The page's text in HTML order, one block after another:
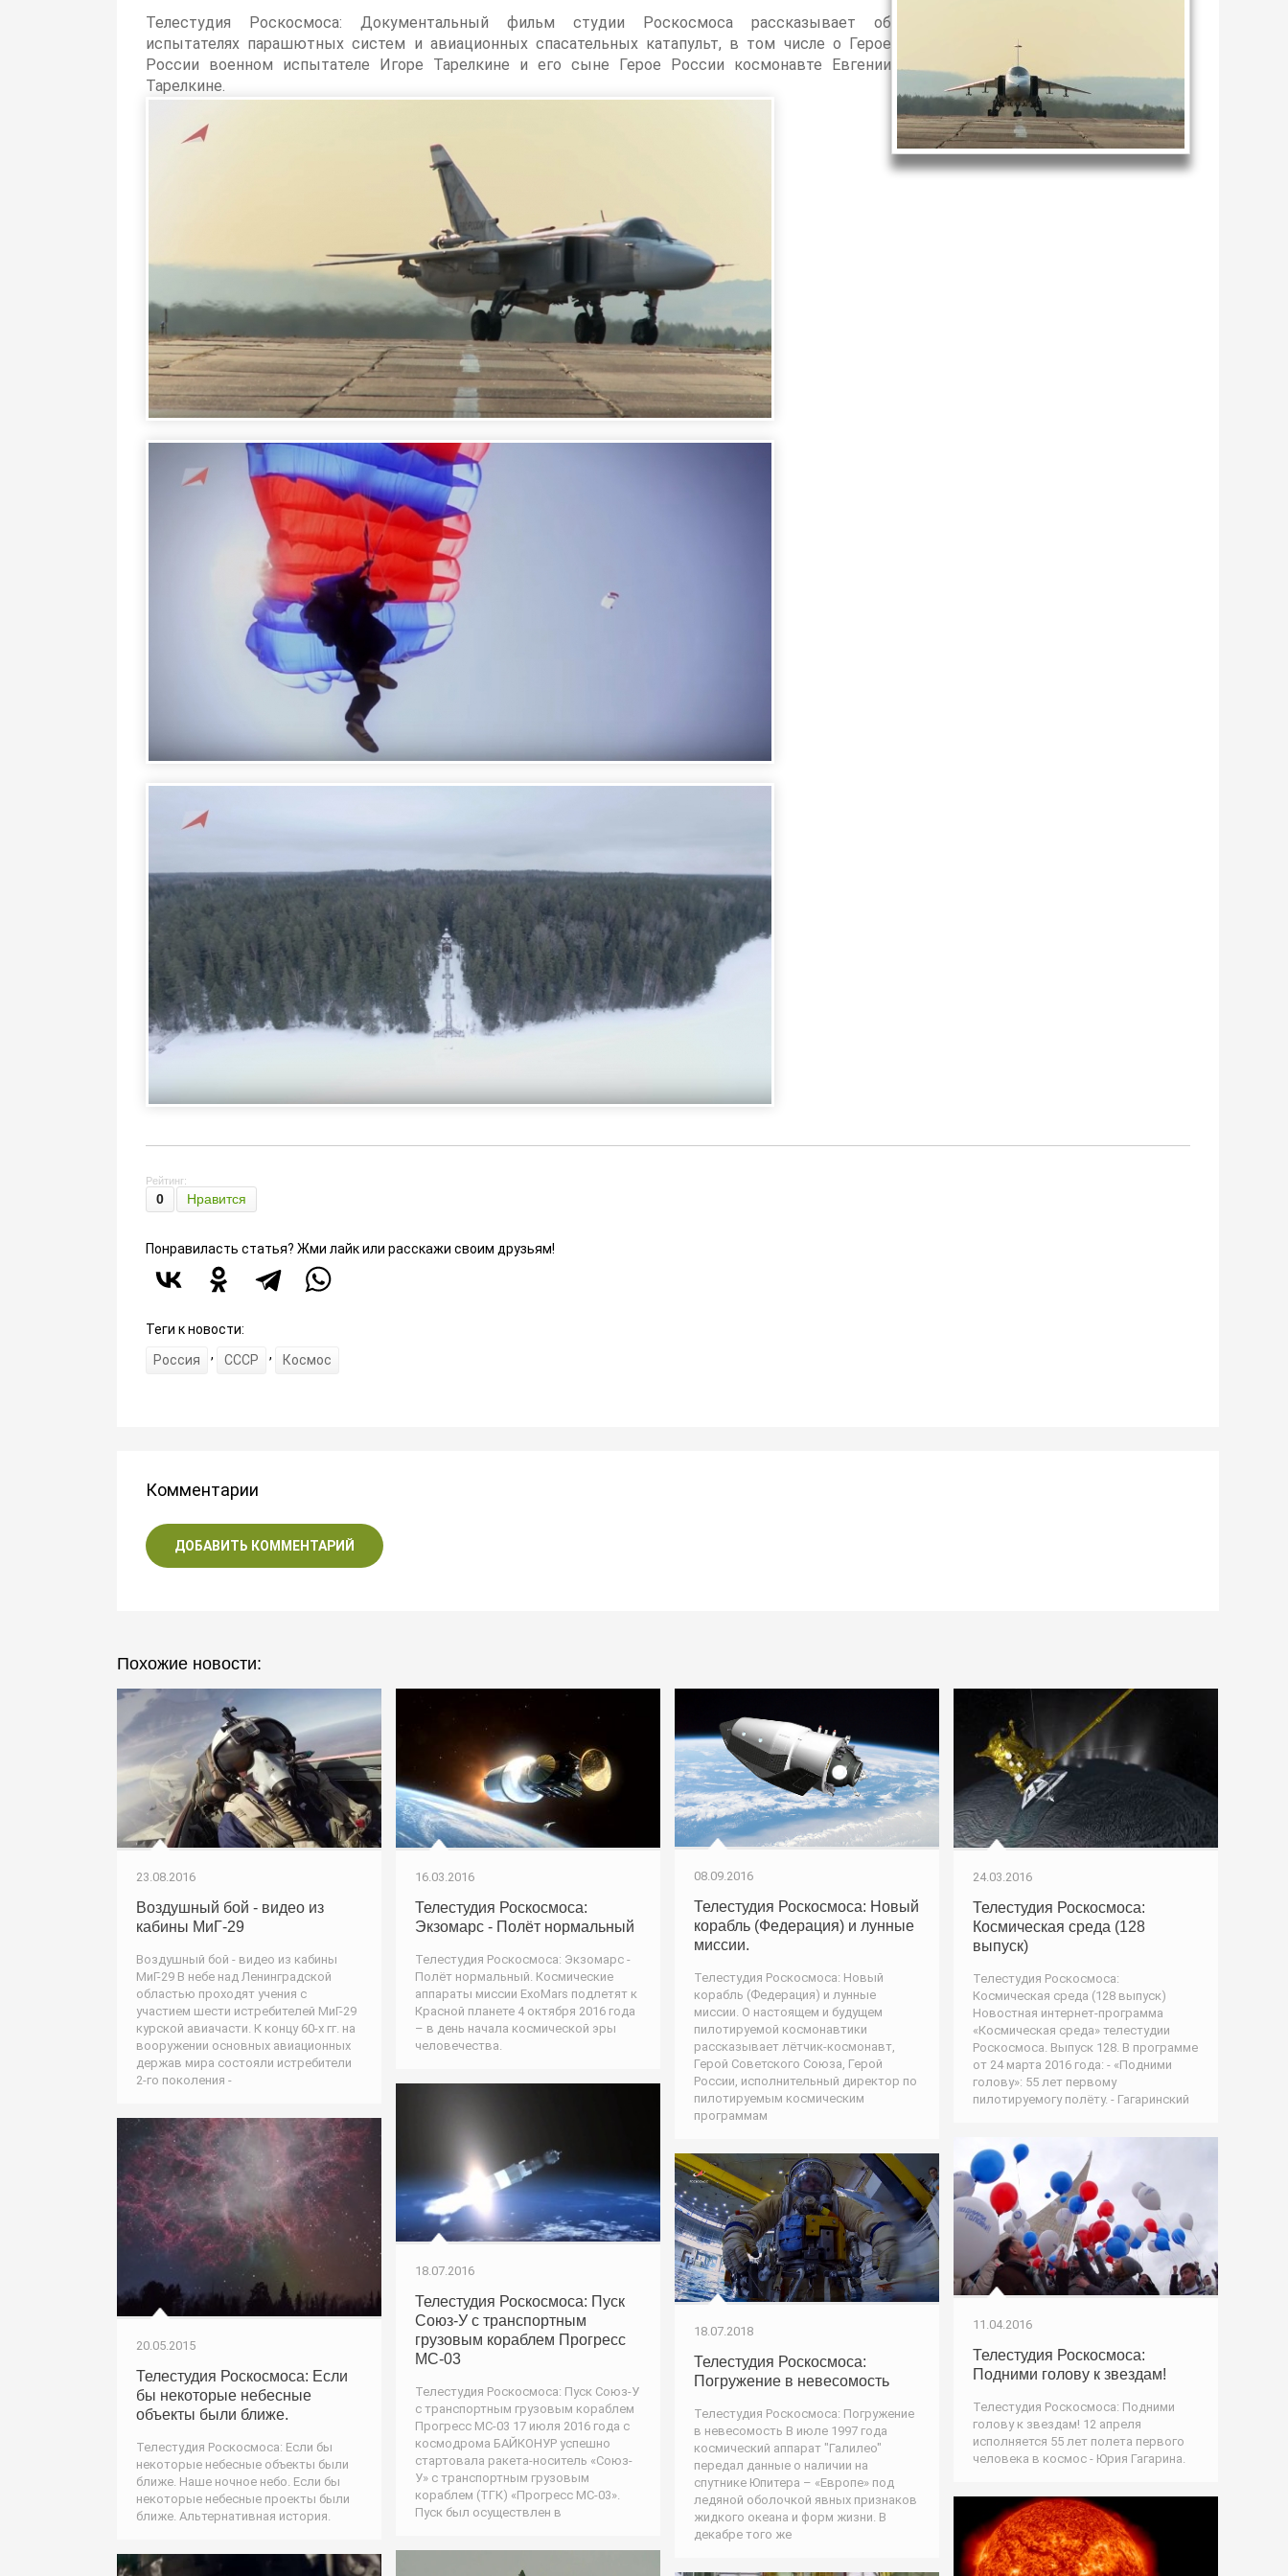
Телестудия Роскосмоса: Документальный фильм студии Роскосмоса рассказывает об
испытателях парашютных систем и авиационных спасательных катапульт, в том числе о Герое
России военном испытателе Игоре Тарелкине и его сыне Герое России космонавте Евгении
Тарелкине.
Рейтинг:
0 Нравится
Понравиласть статья? Жми лайк или расскажи своим друзьям!
Теги к новости:
Россия
, СССР , Космос
Комментарии
ДОБАВИТЬ КОММЕНТАРИЙ
Похожие новости:
23.08.2016
Воздушный бой - видео из
кабины МиГ-29
Воздушный бой - видео из кабины
МиГ-29 В небе над Ленинградской
областью проходят учения с
участием шести истребителей МиГ-29
курской авиачасти. К концу 60-х гг. на
вооружении основных авиационных
держав мира состояли истребители
2-го поколения -
16.03.2016
Телестудия Роскосмоса:
Экзомарс - Полёт нормальный
Телестудия Роскосмоса: Экзомарс -
Полёт нормальный. Космические
аппараты миссии ExoMars подлетят к
Красной планете 4 октября 2016 года
– в день начала космической эры
человечества.
08.09.2016
Телестудия Роскосмоса: Новый
корабль (Федерация) и лунные
миссии.
Телестудия Роскосмоса: Новый
корабль (Федерация) и лунные
миссии. О настоящем и будущем
пилотируемой космонавтики
рассказывает лётчик-космонавт,
Герой Советского Союза, Герой
России, исполнительный директор по
пилотируемым космическим
программам
24.03.2016
Телестудия Роскосмоса:
Космическая среда (128
выпуск)
Телестудия Роскосмоса:
Космическая среда (128 выпуск)
Новостная интернет-программа
«Космическая среда» телестудии
Роскосмоса. Выпуск 128. В программе
от 24 марта 2016 года: - «Подними
голову»: 55 лет первому
пилотируемогу полёту. - Гагаринский
18.07.2016
Телестудия Роскосмоса: Пуск
Союз-У с транспортным
грузовым кораблем Прогресс
МС-03
Телестудия Роскосмоса: Пуск Союз-У
с транспортным грузовым кораблем
Прогресс МС-03 17 июля 2016 года с
космодрома БАЙКОНУР успешно
стартовала ракета-носитель «Союз-
У» с транспортным грузовым
кораблем (ТГК) «Прогресс МС-03».
Пуск был осуществлен в
20.05.2015
Телестудия Роскосмоса: Если
бы некоторые небесные
объекты были ближе.
Телестудия Роскосмоса: Если бы
некоторые небесные объекты были
ближе. Наше ночное небо. Если бы
некоторые небесные проекты были
ближе. Альтернативная история.
11.04.2016
Телестудия Роскосмоса:
Подними голову к звездам!
Телестудия Роскосмоса: Подними
голову к звездам! 12 апреля
исполняется 55 лет полета первого
человека в космос - Юрия Гагарина.
18.07.2018
Телестудия Роскосмоса:
Погружение в невесомость
Телестудия Роскосмоса: Погружение
в невесомость В июле 1997 года
космический аппарат "Галилео"
передал данные о наличии на
спутнике Юпитера – «Европе» под
ледяной оболочкой явных признаков
жидкого океана и форм жизни. В
декабре того же